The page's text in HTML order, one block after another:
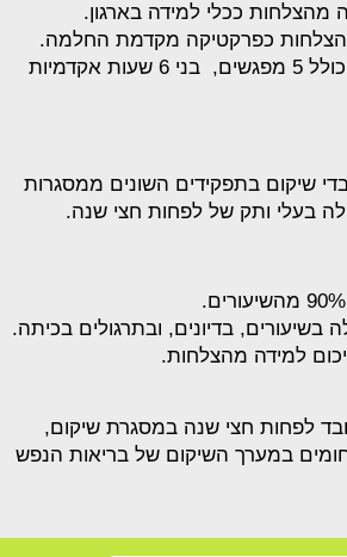
מהצלחות ככלי למידה בארגון.
כפרקטיקה מקדמת החלמה.
הקורס כולל 5 מפגשים, בני 6 שעות אקדמיות
מיועד ל-30 עובדי שיקום בתפקידים השונים ממסגרות
בעלי ותק של לפחות חצי שנה.
בדיונים, ובתרגולים בכיתה.
למידה מהצלחות.
לפחות חצי שנה במסגרת שיקום,
במערך השיקום של בריאות הנפש